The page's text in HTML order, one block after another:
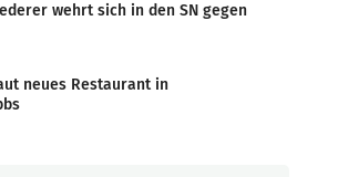
wehrt sich in den SN gegen
neues Restaurant in